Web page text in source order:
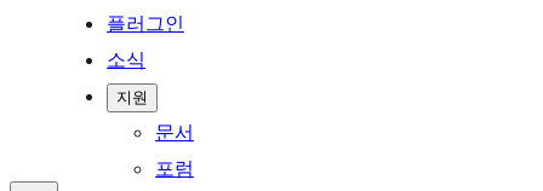
플러그인
소식
지원
문서
포럼